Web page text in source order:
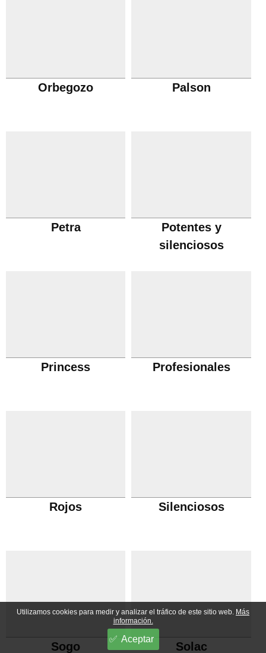
Orbegozo Palson
Petra
Potentes y
silenciosos
Princess Profesionales
Rojos Silenciosos
Sogo Solac
Utilizamos cookies para medir y analizar el tráfico de este sitio web. Más
información.
Aceptar